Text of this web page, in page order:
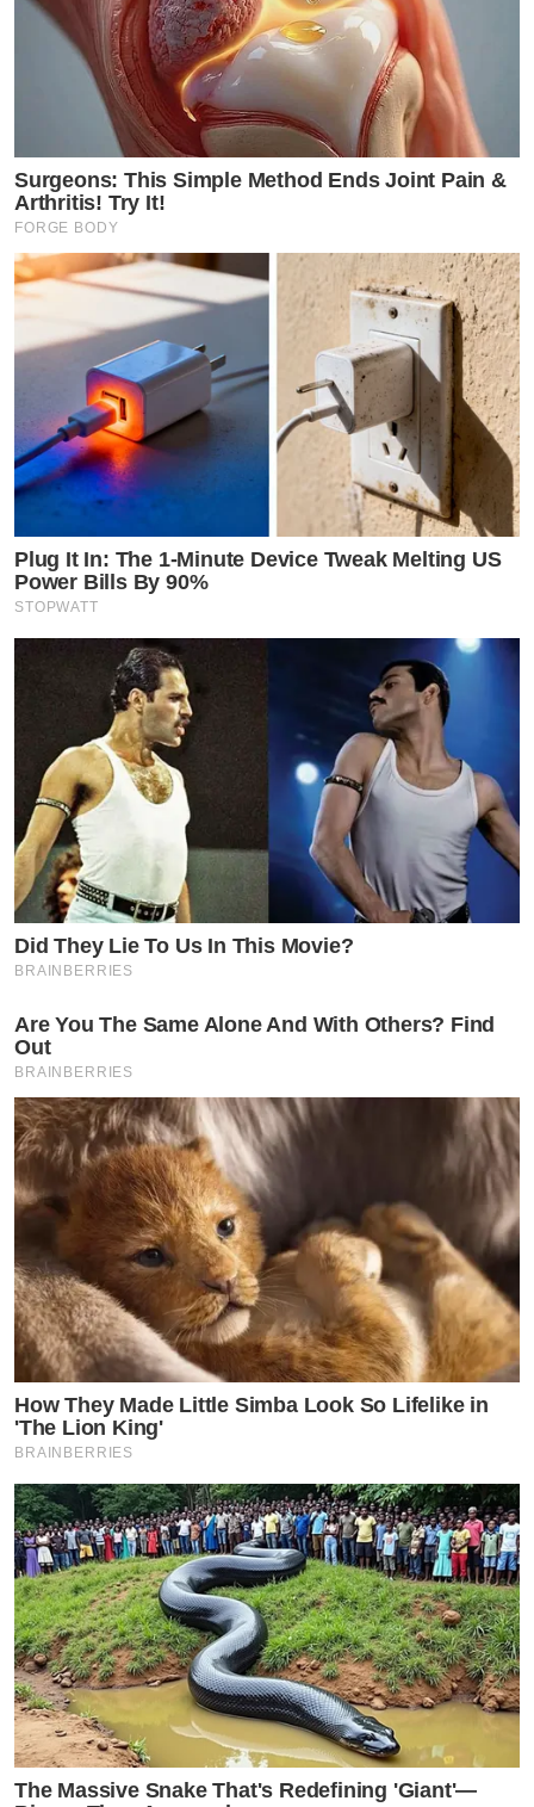
Surgeons: This Simple Method Ends Joint Pain &
Arthritis! Try It!
FORGE BODY
Plug It In: The 1-Minute Device Tweak Melting US
Power Bills By 90%
STOPWATT
Did They Lie To Us In This Movie?
BRAINBERRIES
Are You The Same Alone And With Others? Find
Out
BRAINBERRIES
How They Made Little Simba Look So Lifelike in
'The Lion King'
BRAINBERRIES
The Massive Snake That's Redefining 'Giant'—